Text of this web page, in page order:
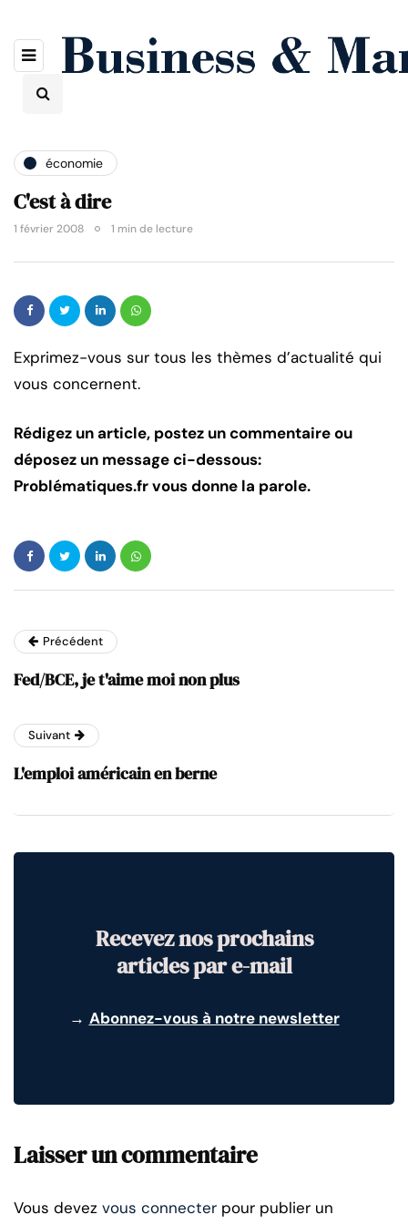
économie
C'est à dire
1 février 2008 1 min de lecture
Exprimez-vous sur tous les thèmes d’actualité qui
vous concernent.
Rédigez un article, postez un commentaire ou
déposez un message ci-dessous:
Problématiques.fr vous donne la parole.
Précédent
Fed/BCE, je t'aime moi non plus
Suivant
L'emploi américain en berne
Recevez nos prochains
articles par e-mail
→ Abonnez-vous à notre newsletter
Laisser un commentaire
Vous devez vous connecter pour publier un